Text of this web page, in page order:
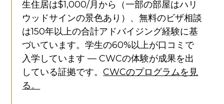
生住居は$1,000/月から（一部の部屋はハリ
ウッドサインの景色あり）、無料のビザ相談
は150年以上の合計アドバイジング経験に基
づいています。学生の60%以上が口コミで
入学しています — CWCの体験が成果を出
している証拠です。CWCのプログラムを見
る。